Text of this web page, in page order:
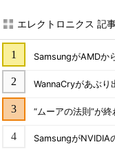
エレクトロニクス 記
SamsungがAMDか
WannaCryがあぶり
“ムーアの法則”が
SamsungがNVIDIA